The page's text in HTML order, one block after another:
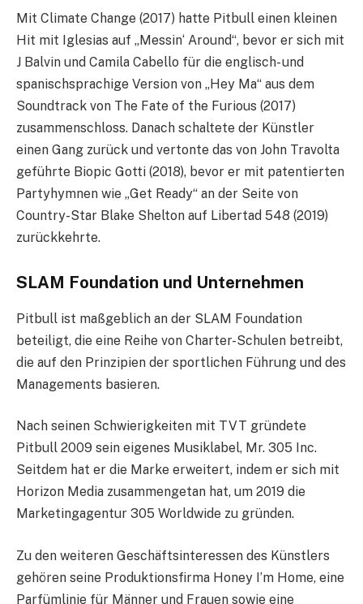
Mit Climate Change (2017) hatte Pitbull einen kleinen
Hit mit Iglesias auf „Messin‘ Around“, bevor er sich mit
J Balvin und Camila Cabello für die englisch- und
spanischsprachige Version von „Hey Ma“ aus dem
Soundtrack von The Fate of the Furious (2017)
zusammenschloss. Danach schaltete der Künstler
einen Gang zurück und vertonte das von John Travolta
geführte Biopic Gotti (2018), bevor er mit patentierten
Partyhymnen wie „Get Ready“ an der Seite von
Country-Star Blake Shelton auf Libertad 548 (2019)
zurückkehrte.
SLAM Foundation und Unternehmen
Pitbull ist maßgeblich an der SLAM Foundation
beteiligt, die eine Reihe von Charter-Schulen betreibt,
die auf den Prinzipien der sportlichen Führung und des
Managements basieren.
Nach seinen Schwierigkeiten mit TVT gründete
Pitbull 2009 sein eigenes Musiklabel, Mr. 305 Inc.
Seitdem hat er die Marke erweitert, indem er sich mit
Horizon Media zusammengetan hat, um 2019 die
Marketingagentur 305 Worldwide zu gründen.
Zu den weiteren Geschäftsinteressen des Künstlers
gehören seine Produktionsfirma Honey I’m Home, eine
Parfümlinie für Männer und Frauen sowie eine